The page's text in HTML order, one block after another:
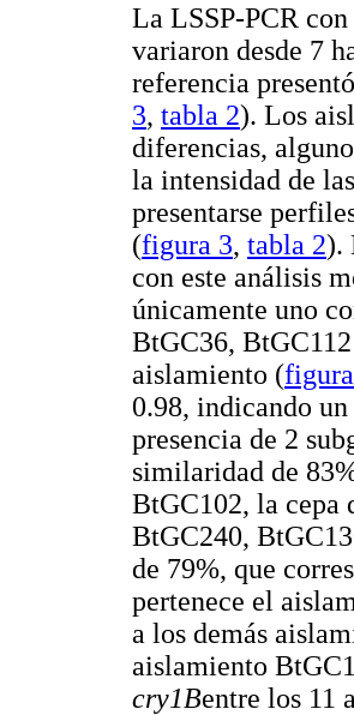
La LSSP-PCR
variaron desde 7
referencia
3, tabla 2). Los
diferencias,
la intensidad de
presentarse
(figura 3, tabla 2).
con este análisis
únicamente uno
BtGC36,
aislamiento (
0.98, indicando
presencia de 2
similaridad de
BtGC102, la cepa
BtGC240,
de 79%, que
pertenece el
a los demás
aislamiento
cry1Bentre los 11